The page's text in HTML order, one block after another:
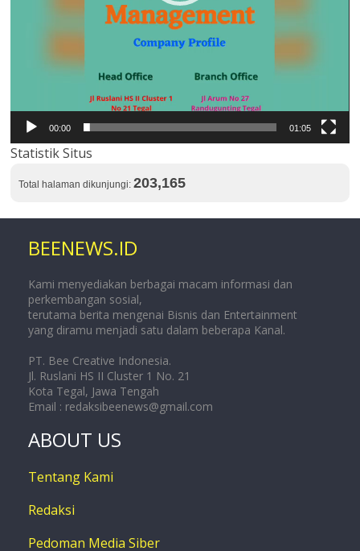
00:00 01:05
Statistik Situs
Total halaman dikunjungi:203,165
BEENEWS.ID
Kami menyediakan berbagai macam informasi dan
perkembangan sosial,
terutama berita mengenai Bisnis dan Entertainment
yang diramu menjadi satu dalam beberapa Kanal.
PT. Bee Creative Indonesia.
Jl. Ruslani HS II Cluster 1 No. 21
Kota Tegal, Jawa Tengah
Email : redaksibeenews@gmail.com
ABOUT US
Tentang Kami
Redaksi
Pedoman Media Siber